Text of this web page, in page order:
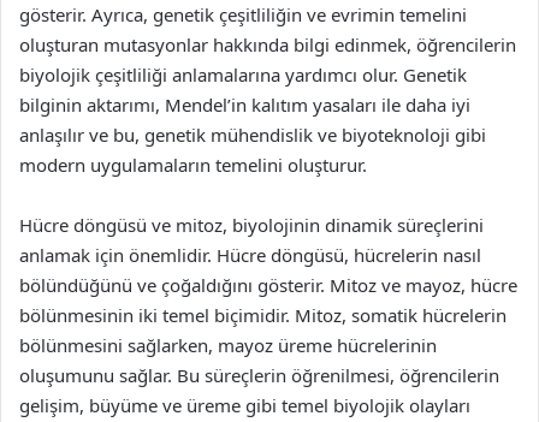
gösterir. Ayrıca, genetik çeşitliliğin ve evrimin temelini
oluşturan mutasyonlar hakkında bilgi edinmek, öğrencilerin
biyolojik çeşitliliği anlamalarına yardımcı olur. Genetik
bilginin aktarımı, Mendel’in kalıtım yasaları ile daha iyi
anlaşılır ve bu, genetik mühendislik ve biyoteknoloji gibi
modern uygulamaların temelini oluşturur.
Hücre döngüsü ve mitoz, biyolojinin dinamik süreçlerini
anlamak için önemlidir. Hücre döngüsü, hücrelerin nasıl
bölündüğünü ve çoğaldığını gösterir. Mitoz ve mayoz, hücre
bölünmesinin iki temel biçimidir. Mitoz, somatik hücrelerin
bölünmesini sağlarken, mayoz üreme hücrelerinin
oluşumunu sağlar. Bu süreçlerin öğrenilmesi, öğrencilerin
gelişim, büyüme ve üreme gibi temel biyolojik olayları